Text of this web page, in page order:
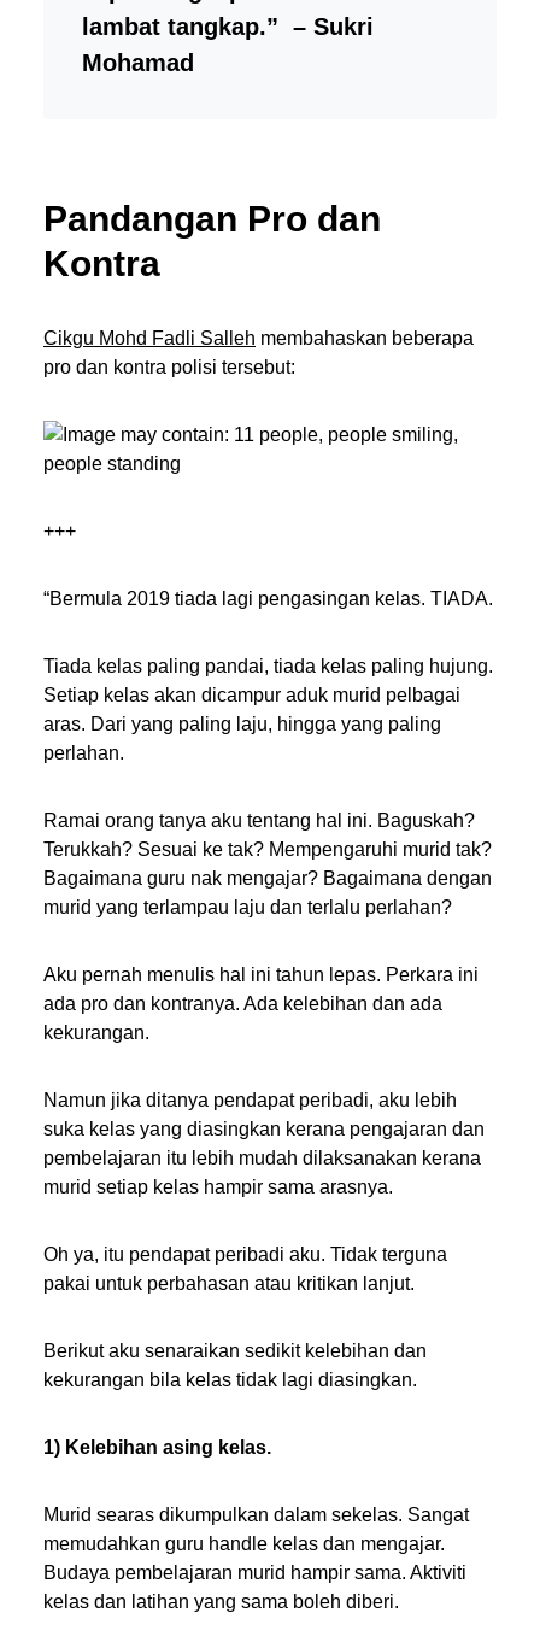
lambat tangkap.” – Sukri
Mohamad
Pandangan Pro dan
Kontra
Cikgu Mohd Fadli Salleh membahaskan beberapa
pro dan kontra polisi tersebut:
+++
“Bermula 2019 tiada lagi pengasingan kelas. TIADA.
Tiada kelas paling pandai, tiada kelas paling hujung.
Setiap kelas akan dicampur aduk murid pelbagai
aras. Dari yang paling laju, hingga yang paling
perlahan.
Ramai orang tanya aku tentang hal ini. Baguskah?
Terukkah? Sesuai ke tak? Mempengaruhi murid tak?
Bagaimana guru nak mengajar? Bagaimana dengan
murid yang terlampau laju dan terlalu perlahan?
Aku pernah menulis hal ini tahun lepas. Perkara ini
ada pro dan kontranya. Ada kelebihan dan ada
kekurangan.
Namun jika ditanya pendapat peribadi, aku lebih
suka kelas yang diasingkan kerana pengajaran dan
pembelajaran itu lebih mudah dilaksanakan kerana
murid setiap kelas hampir sama arasnya.
Oh ya, itu pendapat peribadi aku. Tidak terguna
pakai untuk perbahasan atau kritikan lanjut.
Berikut aku senaraikan sedikit kelebihan dan
kekurangan bila kelas tidak lagi diasingkan.
1) Kelebihan asing kelas.
Murid searas dikumpulkan dalam sekelas. Sangat
memudahkan guru handle kelas dan mengajar.
Budaya pembelajaran murid hampir sama. Aktiviti
kelas dan latihan yang sama boleh diberi.